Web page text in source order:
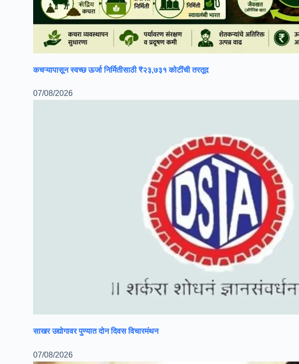
कचऱ्यापासून स्वच्छ ऊर्जा निर्मितीसाठी ₹२३,७३१ कोटींची तरतूद
07/08/2026
साखर उद्योगावर पुण्यात दोन दिवस विचारमंथन
07/08/2026